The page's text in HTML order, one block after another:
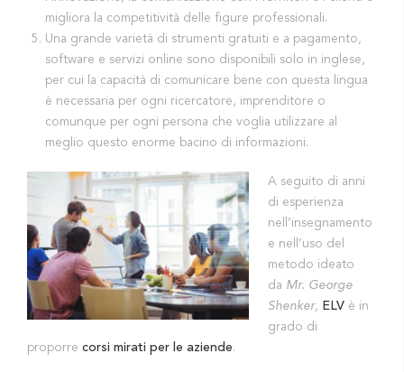
migliora la competitività delle figure professionali.
Una grande varietà di strumenti gratuiti e a pagamento,
software e servizi online sono disponibili solo in inglese,
per cui la capacità di comunicare bene con questa lingua
è necessaria per ogni ricercatore, imprenditore o
comunque per ogni persona che voglia utilizzare al
meglio questo enorme bacino di informazioni.
A seguito di anni
di esperienza
nell’insegnamento
e nell’uso del
metodo ideato
da Mr. George
Shenker, ELV è in
grado di
proporre corsi mirati per le aziende.